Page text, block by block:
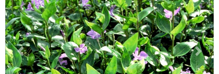
Previous Next